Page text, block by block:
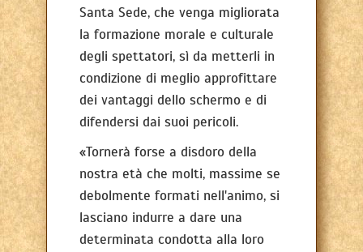
Santa Sede, che venga migliorata
la formazione morale e culturale
degli spettatori, sì da metterli in
condizione di meglio approfittare
dei vantaggi dello schermo e di
difendersi dai suoi pericoli.
«Tornerà forse a disdoro della
nostra età che molti, massime se
debolmente formati nell'animo, si
lasciano indurre a dare una
determinata condotta alla loro